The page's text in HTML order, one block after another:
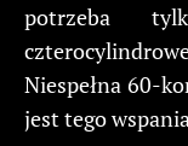
potrzeba
Niespełna 60-
jest tego